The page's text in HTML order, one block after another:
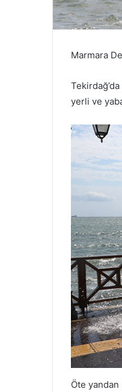
Marmara
yerli ve
Öte